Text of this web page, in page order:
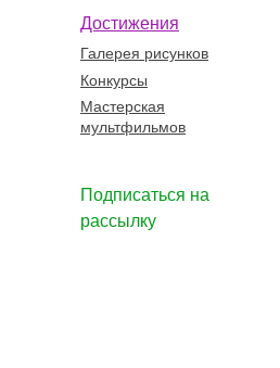
Подписаться на
рассылку
Достижения
Галерея рисунков
Конкурсы
Мастерская
мультфильмов